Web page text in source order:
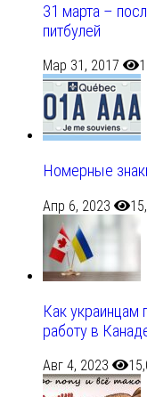
31 марта –
питбулей
Мар 31, 2017
Номерные
Апр 6, 2023
Как украинцам
работу в
Авг 4, 2023